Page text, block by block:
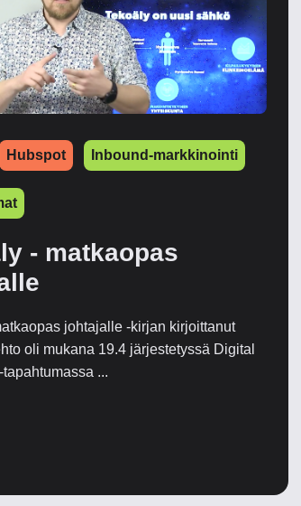
Hubspot Inbound-markkinointi
- matkaopas
johtajalle -kirjan kirjoittanut
oli mukana 19.4 järjestetyssä Digital
...